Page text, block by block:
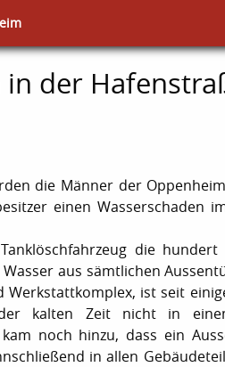
der
die Männer der
einen Wasserschaden
die
aus sämtlichen
Werkstattkomplex, ist seit
kalten Zeit nicht in
noch hinzu, dass ein
in allen